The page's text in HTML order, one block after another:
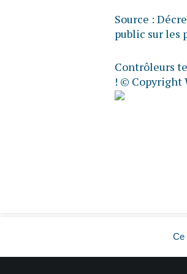
Source :
public sur les
Contrôleurs
! © Copyright
Ce